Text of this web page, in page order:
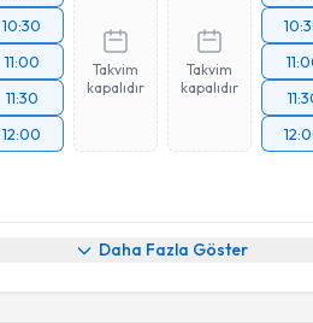
10:30
11:00
11:30
12:00
Takvim
kapalıdır
Takvim
kapalıdır
Daha Fazla Göster